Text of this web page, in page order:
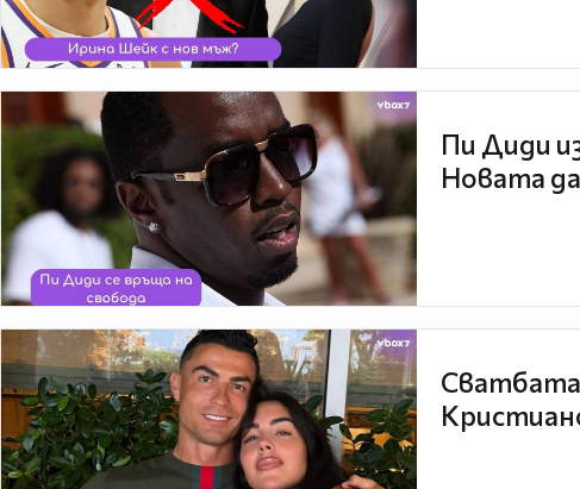
Пи Диди
Новата